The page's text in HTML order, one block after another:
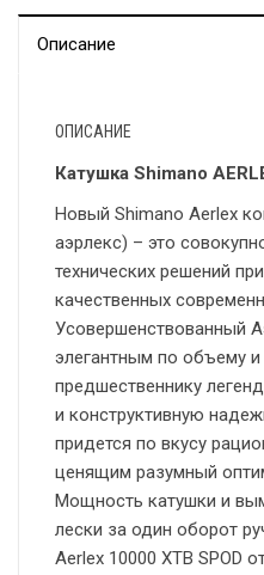
Описание
ОПИСАНИЕ
Катушка Shimano
Новый Shimano Aerlex
аэрлекс) – это
технических решений
качественных
Усовершенствованный
элегантным по объему
предшественнику
и конструктивную
придется по вкусу
ценящим разумный
Мощность катушки и
лески за один оборот
Aerlex 10000 XTB SPOD